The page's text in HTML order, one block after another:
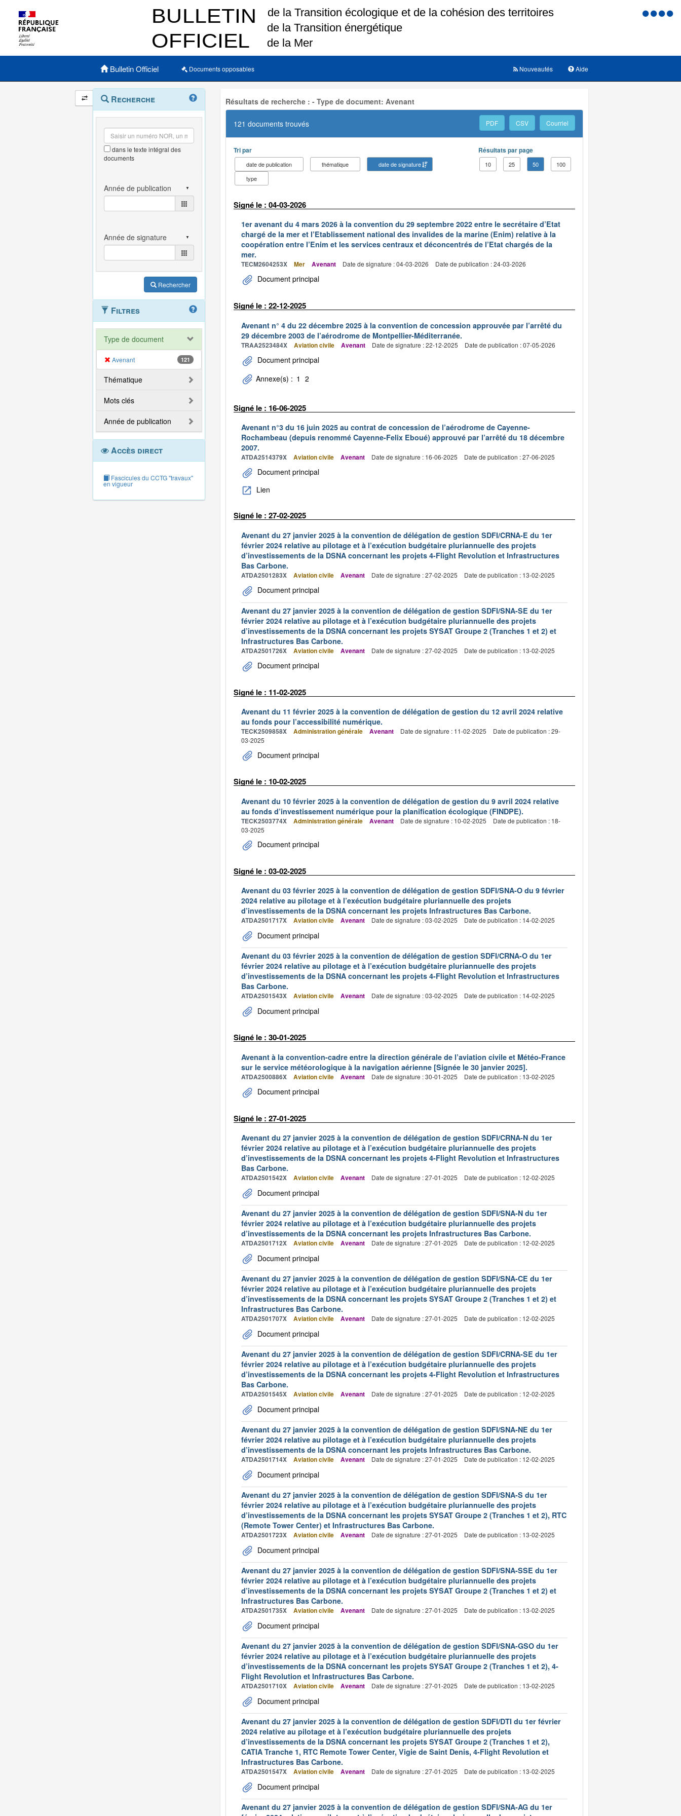
Menu
Menu principal
Bulletin Officiel Documents opposables Aide
Nouveautés
Navigation
et
outils
annexes
Menu
contextuel
Recherche
dans le texte intégral des
documents
Rechercher
Filtres
Type de document
Avenant 121
Thématique
Mots clés
Année de publication
Accès direct
Fascicules du CCTG "travaux"
en vigueur
Résultats de recherche : - Type de document: Avenant
121 documents trouvés PDF CSV Courriel
Tri par
date de publication thématique
date de signature
type
Résultats par page
10 25 50 100
Signé le : 04-03-2026
1er avenant du 4 mars 2026 à la convention du 29 septembre 2022 entre le secrétaire d’Etat
chargé de la mer et l’Etablissement national des invalides de la marine (Enim) relative à la
coopération entre l’Enim et les services centraux et déconcentrés de l’Etat chargés de la
mer.
TECM2604253X Mer Avenant Date de signature : 04-03-2026 Date de publication : 24-03-2026
Document principal
Signé le : 22-12-2025
Avenant n° 4 du 22 décembre 2025 à la convention de concession approuvée par l’arrêté du
29 décembre 2003 de l’aérodrome de Montpellier-Méditerranée.
TRAA2523484X Aviation civile Avenant Date de signature : 22-12-2025 Date de publication : 07-05-2026
Document principal
Annexe(s) : 1 2
Signé le : 16-06-2025
Avenant n°3 du 16 juin 2025 au contrat de concession de l’aérodrome de Cayenne-
Rochambeau (depuis renommé Cayenne-Felix Eboué) approuvé par l’arrêté du 18 décembre
2007.
ATDA2514379X Aviation civile Avenant Date de signature : 16-06-2025 Date de publication : 27-06-2025
Document principal
Lien
Signé le : 27-02-2025
Avenant du 27 janvier 2025 à la convention de délégation de gestion SDFI/CRNA-E du 1er
février 2024 relative au pilotage et à l’exécution budgétaire pluriannuelle des projets
d’investissements de la DSNA concernant les projets 4-Flight Revolution et Infrastructures
Bas Carbone.
ATDA2501283X Aviation civile Avenant Date de signature : 27-02-2025 Date de publication : 13-02-2025
Document principal
Avenant du 27 janvier 2025 à la convention de délégation de gestion SDFI/SNA-SE du 1er
février 2024 relative au pilotage et à l’exécution budgétaire pluriannuelle des projets
d’investissements de la DSNA concernant les projets SYSAT Groupe 2 (Tranches 1 et 2) et
Infrastructures Bas Carbone.
ATDA2501726X Aviation civile Avenant Date de signature : 27-02-2025 Date de publication : 13-02-2025
Document principal
Signé le : 11-02-2025
Avenant du 11 février 2025 à la convention de délégation de gestion du 12 avril 2024 relative
au fonds pour l’accessibilité numérique.
TECK2509858X Administration générale Avenant Date de signature : 11-02-2025
Date de publication : 29-
03-2025
Document principal
Signé le : 10-02-2025
Avenant du 10 février 2025 à la convention de délégation de gestion du 9 avril 2024 relative
au fonds d’investissement numérique pour la planification écologique (FINDPE).
TECK2503774X Administration générale Avenant Date de signature : 10-02-2025
Date de publication : 18-
03-2025
Document principal
Signé le : 03-02-2025
Avenant du 03 février 2025 à la convention de délégation de gestion SDFI/SNA-O du 9 février
2024 relative au pilotage et à l’exécution budgétaire pluriannuelle des projets
d’investissements de la DSNA concernant les projets Infrastructures Bas Carbone.
ATDA2501717X Aviation civile Avenant Date de signature : 03-02-2025 Date de publication : 14-02-2025
Document principal
Avenant du 03 février 2025 à la convention de délégation de gestion SDFI/CRNA-O du 1er
février 2024 relative au pilotage et à l’exécution budgétaire pluriannuelle des projets
d’investissements de la DSNA concernant les projets 4-Flight Revolution et Infrastructures
Bas Carbone.
ATDA2501543X Aviation civile Avenant Date de signature : 03-02-2025 Date de publication : 14-02-2025
Document principal
Signé le : 30-01-2025
Avenant à la convention-cadre entre la direction générale de l’aviation civile et Météo-France
sur le service météorologique à la navigation aérienne [Signée le 30 janvier 2025].
ATDA2500886X Aviation civile Avenant Date de signature : 30-01-2025 Date de publication : 13-02-2025
Document principal
Signé le : 27-01-2025
Avenant du 27 janvier 2025 à la convention de délégation de gestion SDFI/CRNA-N du 1er
février 2024 relative au pilotage et à l’exécution budgétaire pluriannuelle des projets
d’investissements de la DSNA concernant les projets 4-Flight Revolution et Infrastructures
Bas Carbone.
ATDA2501542X Aviation civile Avenant Date de signature : 27-01-2025 Date de publication : 12-02-2025
Document principal
Avenant du 27 janvier 2025 à la convention de délégation de gestion SDFI/SNA-N du 1er
février 2024 relative au pilotage et à l’exécution budgétaire pluriannuelle des projets
d’investissements de la DSNA concernant les projets Infrastructures Bas Carbone.
ATDA2501712X Aviation civile Avenant Date de signature : 27-01-2025 Date de publication : 12-02-2025
Document principal
Avenant du 27 janvier 2025 à la convention de délégation de gestion SDFI/SNA-CE du 1er
février 2024 relative au pilotage et à l’exécution budgétaire pluriannuelle des projets
d’investissements de la DSNA concernant les projets SYSAT Groupe 2 (Tranches 1 et 2) et
Infrastructures Bas Carbone.
ATDA2501707X Aviation civile Avenant Date de signature : 27-01-2025 Date de publication : 12-02-2025
Document principal
Avenant du 27 janvier 2025 à la convention de délégation de gestion SDFI/CRNA-SE du 1er
février 2024 relative au pilotage et à l’exécution budgétaire pluriannuelle des projets
d’investissements de la DSNA concernant les projets 4-Flight Revolution et Infrastructures
Bas Carbone.
ATDA2501545X Aviation civile Avenant Date de signature : 27-01-2025 Date de publication : 12-02-2025
Document principal
Avenant du 27 janvier 2025 à la convention de délégation de gestion SDFI/SNA-NE du 1er
février 2024 relative au pilotage et à l’exécution budgétaire pluriannuelle des projets
d’investissements de la DSNA concernant les projets Infrastructures Bas Carbone.
ATDA2501714X Aviation civile Avenant Date de signature : 27-01-2025 Date de publication : 12-02-2025
Document principal
Avenant du 27 janvier 2025 à la convention de délégation de gestion SDFI/SNA-S du 1er
février 2024 relative au pilotage et à l’exécution budgétaire pluriannuelle des projets
d’investissements de la DSNA concernant les projets SYSAT Groupe 2 (Tranches 1 et 2), RTC
(Remote Tower Center) et Infrastructures Bas Carbone.
ATDA2501723X Aviation civile Avenant Date de signature : 27-01-2025 Date de publication : 13-02-2025
Document principal
Avenant du 27 janvier 2025 à la convention de délégation de gestion SDFI/SNA-SSE du 1er
février 2024 relative au pilotage et à l’exécution budgétaire pluriannuelle des projets
d’investissements de la DSNA concernant les projets SYSAT Groupe 2 (Tranches 1 et 2) et
Infrastructures Bas Carbone.
ATDA2501735X Aviation civile Avenant Date de signature : 27-01-2025 Date de publication : 13-02-2025
Document principal
Avenant du 27 janvier 2025 à la convention de délégation de gestion SDFI/SNA-GSO du 1er
février 2024 relative au pilotage et à l’exécution budgétaire pluriannuelle des projets
d’investissements de la DSNA concernant les projets SYSAT Groupe 2 (Tranches 1 et 2), 4-
Flight Revolution et Infrastructures Bas Carbone.
ATDA2501710X Aviation civile Avenant Date de signature : 27-01-2025 Date de publication : 13-02-2025
Document principal
Avenant du 27 janvier 2025 à la convention de délégation de gestion SDFI/DTI du 1er février
2024 relative au pilotage et à l’exécution budgétaire pluriannuelle des projets
d’investissements de la DSNA concernant les projets SYSAT Groupe 2 (Tranches 1 et 2),
CATIA Tranche 1, RTC Remote Tower Center, Vigie de Saint Denis, 4-Flight Revolution et
Infrastructures Bas Carbone.
ATDA2501547X Aviation civile Avenant Date de signature : 27-01-2025 Date de publication : 13-02-2025
Document principal
Avenant du 27 janvier 2025 à la convention de délégation de gestion SDFI/SNA-AG du 1er